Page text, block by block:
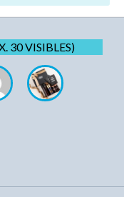
30 VISIBLES)